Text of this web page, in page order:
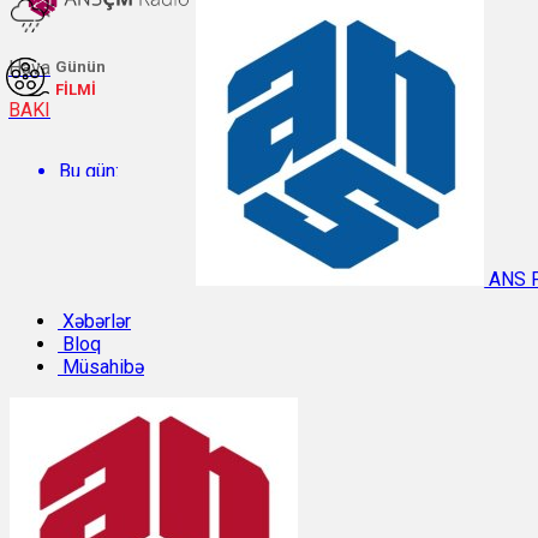
Hava
BAKI
Bu gün:
Temperatur: 26.5°C. Rütubət: 64%.
Sabah:
Günün
FİLMİ
ANS
Xəbərlər
Bloq
Müsahibə